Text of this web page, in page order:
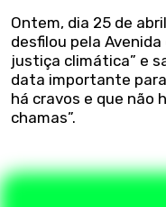
Ontem, dia 25 de
desfilou pela
justiça climática” e
data importante
há cravos e que não
chamas”.